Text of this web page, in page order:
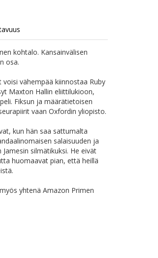
kohtalo. Kansainvälisen
osa.
voisi vähempää kiinnostaa Ruby
Maxton Hallin eliittilukioon,
Fiksun ja määrätietoisen
vaan Oxfordin yliopisto.
kun hän saa sattumalta
salaisuuden ja
silmätikuksi. He eivät
huomaavat pian, että heillä
yhtenä Amazon Primen